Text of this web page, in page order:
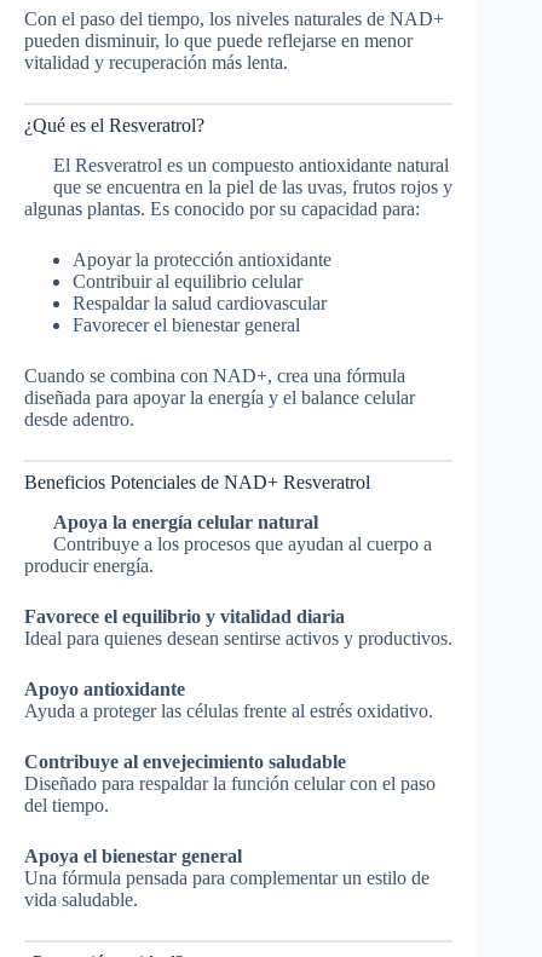
Con el paso del tiempo, los niveles naturales de NAD+
pueden disminuir, lo que puede reflejarse en menor
vitalidad y recuperación más lenta.
¿Qué es el Resveratrol?
El Resveratrol es un compuesto antioxidante natural
que se encuentra en la piel de las uvas, frutos rojos y
algunas plantas. Es conocido por su capacidad para:
Apoyar la protección antioxidante
Contribuir al equilibrio celular
Respaldar la salud cardiovascular
Favorecer el bienestar general
Cuando se combina con NAD+, crea una fórmula
diseñada para apoyar la energía y el balance celular
desde adentro.
Beneficios Potenciales de NAD+ Resveratrol
Apoya la energía celular natural
Contribuye a los procesos que ayudan al cuerpo a
producir energía.
Favorece el equilibrio y vitalidad diaria
Ideal para quienes desean sentirse activos y productivos.
Apoyo antioxidante
Ayuda a proteger las células frente al estrés oxidativo.
Contribuye al envejecimiento saludable
Diseñado para respaldar la función celular con el paso
del tiempo.
Apoya el bienestar general
Una fórmula pensada para complementar un estilo de
vida saludable.